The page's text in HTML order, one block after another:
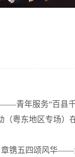
青年服务“百县
（粤东地区专场）
镌五四颂风华——